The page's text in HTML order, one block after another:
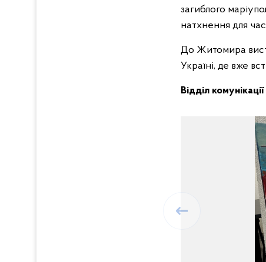
загиблого
натхнення для
До Житомира
Україні, де вже
Відділ